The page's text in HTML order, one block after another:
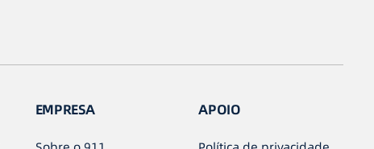
EMPRESA APOIO